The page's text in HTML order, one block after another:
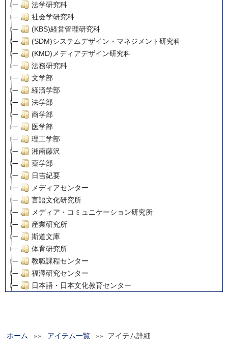
法学研究科
社会学研究科
(KBS)経営管理研究科
(SDM)システムデザイン・マネジメント研究科
(KMD)メディアデザイン研究科
法務研究科
文学部
経済学部
法学部
商学部
医学部
理工学部
湘南藤沢
薬学部
日吉紀要
メディアセンター
言語文化研究所
メディア・コミュニケーション研究所
産業研究所
斯道文庫
体育研究所
教職課程センター
福澤研究センター
日本語・日本文化教育センター
グローバルリサーチインスティテュート
ホーム »» アイテム一覧 »» アイテム詳細